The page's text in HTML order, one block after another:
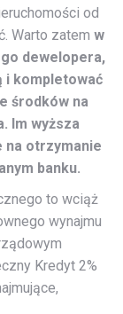
od
Warto zatem w
dewelopera,
i kompletować
środków na
Im wyższa
na otrzymanie
banku.
to wciąż
wynajmu
Kredyt 2%